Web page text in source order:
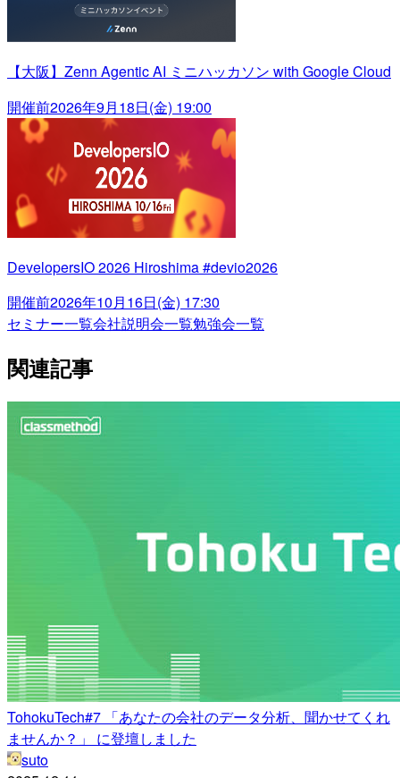
【大阪】Zenn Agentic AI ミニハッカソン with Google Cloud
開催前2026年9月18日(金) 19:00
DevelopersIO 2026 Hiroshima #devio2026
開催前2026年10月16日(金) 17:30
セミナー一覧会社説明会一覧勉強会一覧
関連記事
TohokuTech#7 「あなたの会社のデータ分析、聞かせてくれ
ませんか？」 に登壇しました
suto